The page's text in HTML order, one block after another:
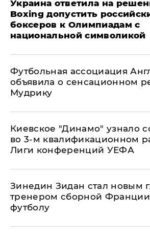
Украина ответила на
Boxing допустить
боксеров к Олимпиадам с
национальной символикой
Футбольная ассоциация
объявила о сенсационном
Мудрику
Киевское "Динамо" узнало
во 3-м квалификационном
Лиги конференций УЕФА
Зинедин Зидан стал новым
тренером сборной
футболу